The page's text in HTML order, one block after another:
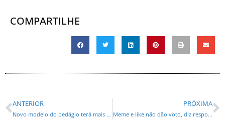
COMPARTILHE
ANTERIOR
Novo modelo do pedágio terá mais obras e tarifa 50% mais baixa, afirma Cida Borghetti
PRÓXIMA
Meme e like não dão voto, diz responsável por redes sociais de Alckmin